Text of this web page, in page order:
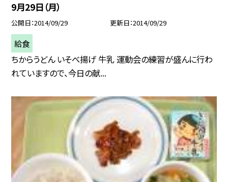
9月29日（月）
公開日 2014/09/29 更新日 2014/09/29
給食
ちからうどん いそべ揚げ 牛乳 運動会の練習が盛んに行わ
れていますので、今日の献...